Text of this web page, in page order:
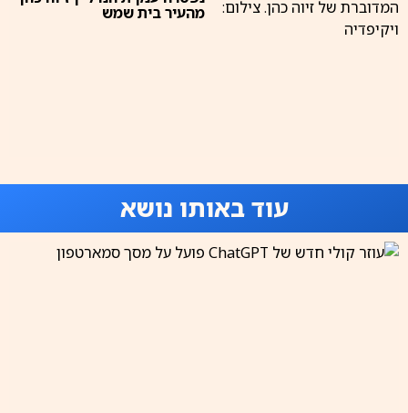
מהעיר בית שמש
עוד באותו נושא